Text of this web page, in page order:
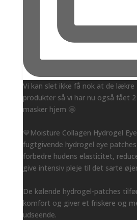
Vi kan slet ikke få nok at de lækre
produkter så vi har nu også fået
masker hjem 🤩
💙Moisture Collagen Hydrogel
fugtgivende hydrogel eye
forbedre hudens elasticitet,
give intensiv pleje til det sarte
De kølende hydrogel-patches
komfort og giver et friskere og
udseende.